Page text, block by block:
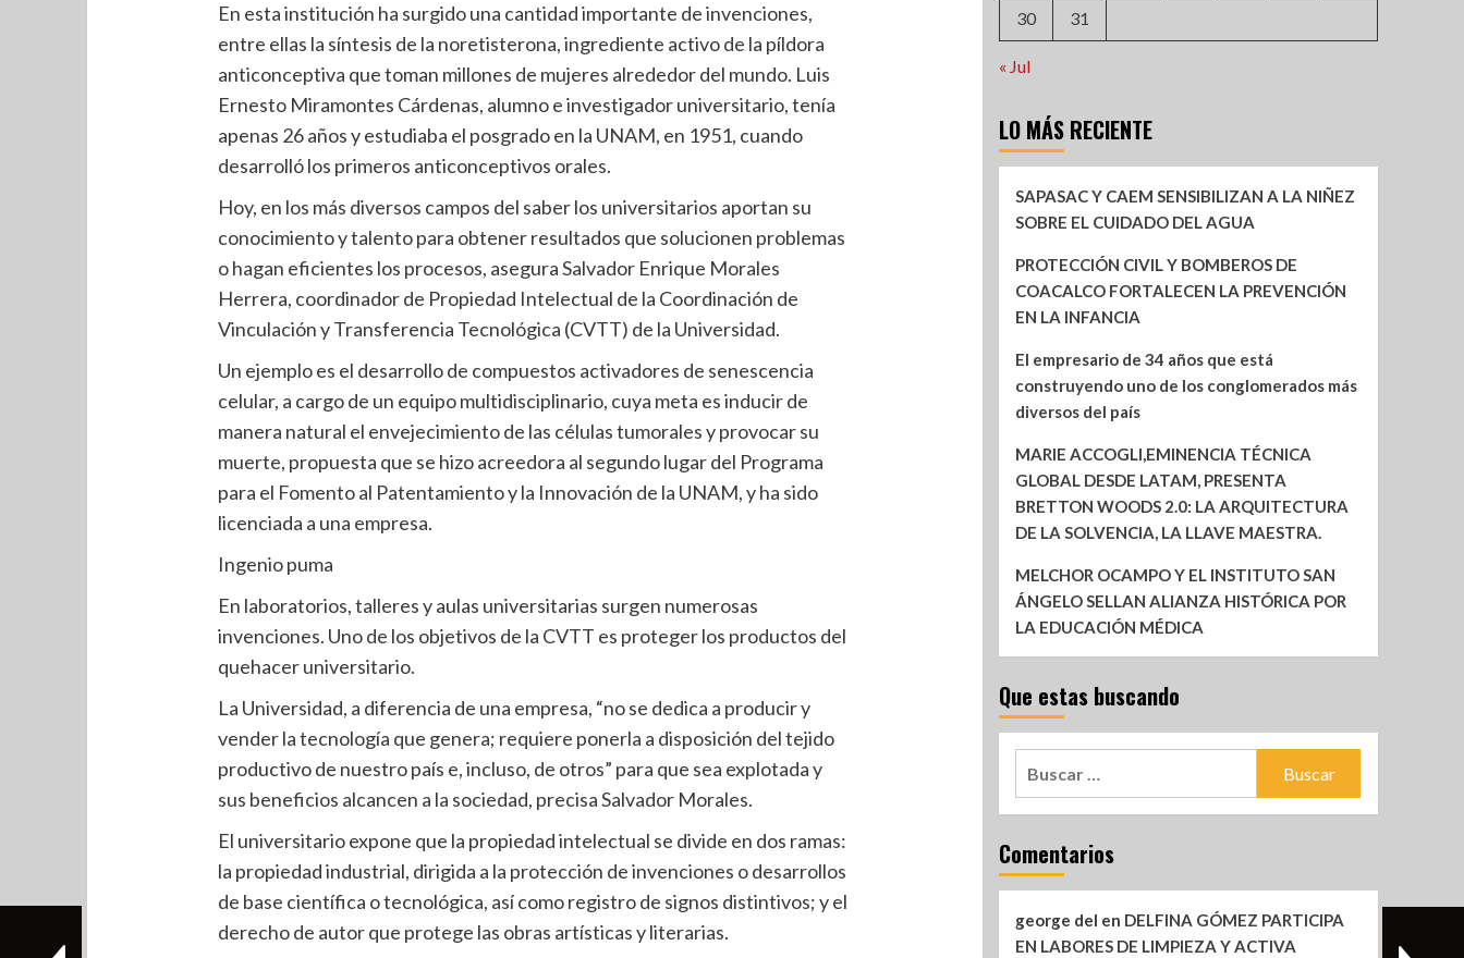
En esta institución ha surgido una cantidad importante de invenciones,
entre ellas la síntesis de la noretisterona, ingrediente activo de la píldora
anticonceptiva que toman millones de mujeres alrededor del mundo. Luis
Ernesto Miramontes Cárdenas, alumno e investigador universitario, tenía
apenas 26 años y estudiaba el posgrado en la UNAM, en 1951, cuando
desarrolló los primeros anticonceptivos orales.
Hoy, en los más diversos campos del saber los universitarios aportan su
conocimiento y talento para obtener resultados que solucionen problemas
o hagan eficientes los procesos, asegura Salvador Enrique Morales
Herrera, coordinador de Propiedad Intelectual de la Coordinación de
Vinculación y Transferencia Tecnológica (CVTT) de la Universidad.
Un ejemplo es el desarrollo de compuestos activadores de senescencia
celular, a cargo de un equipo multidisciplinario, cuya meta es inducir de
manera natural el envejecimiento de las células tumorales y provocar su
muerte, propuesta que se hizo acreedora al segundo lugar del Programa
para el Fomento al Patentamiento y la Innovación de la UNAM, y ha sido
licenciada a una empresa.
Ingenio puma
En laboratorios, talleres y aulas universitarias surgen numerosas
invenciones. Uno de los objetivos de la CVTT es proteger los productos del
quehacer universitario.
La Universidad, a diferencia de una empresa, “no se dedica a producir y
vender la tecnología que genera; requiere ponerla a disposición del tejido
productivo de nuestro país e, incluso, de otros” para que sea explotada y
sus beneficios alcancen a la sociedad, precisa Salvador Morales.
El universitario expone que la propiedad intelectual se divide en dos ramas:
la propiedad industrial, dirigida a la protección de invenciones o desarrollos
de base científica o tecnológica, así como registro de signos distintivos; y el
derecho de autor que protege las obras artísticas y literarias.
30 31
« Jul
LO MÁS RECIENTE
SAPASAC Y CAEM SENSIBILIZAN A LA NIÑEZ
SOBRE EL CUIDADO DEL AGUA
PROTECCIÓN CIVIL Y BOMBEROS DE
COACALCO FORTALECEN LA PREVENCIÓN
EN LA INFANCIA
El empresario de 34 años que está
construyendo uno de los conglomerados más
diversos del país
MARIE ACCOGLI,EMINENCIA TÉCNICA
GLOBAL DESDE LATAM, PRESENTA
BRETTON WOODS 2.0: LA ARQUITECTURA
DE LA SOLVENCIA, LA LLAVE MAESTRA.
MELCHOR OCAMPO Y EL INSTITUTO SAN
ÁNGELO SELLAN ALIANZA HISTÓRICA POR
LA EDUCACIÓN MÉDICA
Que estas buscando
Comentarios
george del en DELFINA GÓMEZ PARTICIPA
EN LABORES DE LIMPIEZA Y ACTIVA